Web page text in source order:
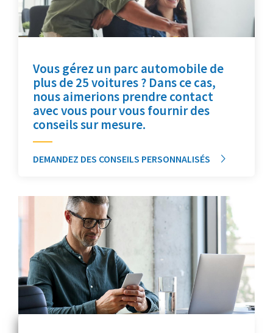
Vous gérez un parc automobile de
plus de 25 voitures ? Dans ce cas,
nous aimerions prendre contact
avec vous pour vous fournir des
conseils sur mesure.
DEMANDEZ DES CONSEILS PERSONNALISÉS